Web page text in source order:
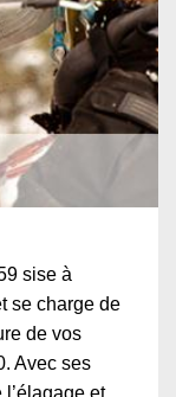
sise à
se charge de
de vos
Avec ses
et